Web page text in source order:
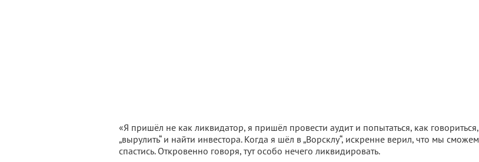
«Я пришёл не как ликвидатор, я пришёл провести аудит и попытаться, как говориться,
„вырулить“ и найти инвестора. Когда я шёл в „Ворсклу“, искренне верил, что мы сможем
спастись. Откровенно говоря, тут особо нечего ликвидировать.